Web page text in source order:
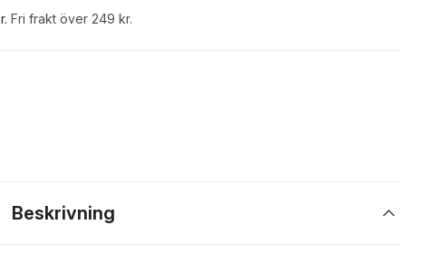
. Fri frakt över 249 kr.
Beskrivning